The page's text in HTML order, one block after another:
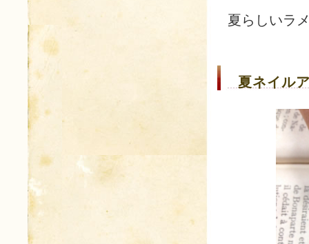
夏らしいラ
夏ネイル